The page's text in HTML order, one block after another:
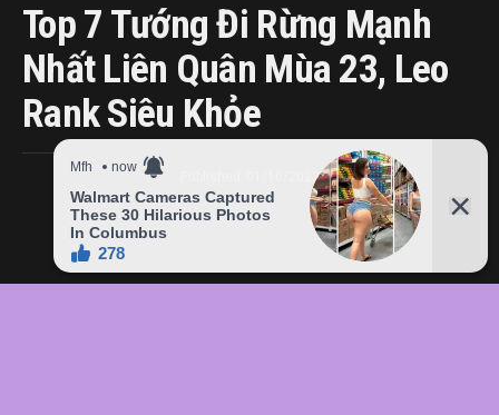
Top 7 Tướng Đi Rừng Mạnh
Nhất Liên Quân Mùa 23, Leo
Rank Siêu Khỏe
01/10/2022